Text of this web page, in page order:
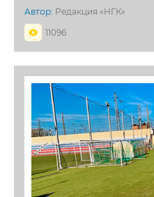
Автор: Редакция «НГК»
11096